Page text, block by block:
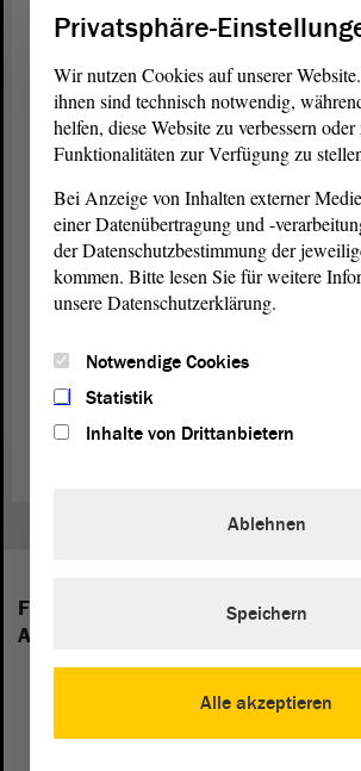
Landtagspräsident Dr. Gunnar
Volkstrauertag das traditionelle
Stephan Hoenen, Superintendent des
stellen. „Trauer braucht Trost“, so der
mahnenden Worten sprach Landtagspräsident
Schellenberger das Totengedenken. Der sich
Trauerzug steuerte auf die gemeinsame
Folgende Fraktionen sind im
Anhalt vertreten:
Privatsphäre-
Wir nutzen Cookies auf unserer
ihnen sind technisch notwendig,
helfen, diese Website zu verbessern
Funktionalitäten zur Verfügung zu
Bei Anzeige von Inhalten externer
einer Datenübertragung und -
der Datenschutzbestimmung der
kommen. Bitte lesen Sie für weitere
unsere Datenschutzerklärung.
Notwendige Cookies
Statistik
Inhalte von Drittanbietern
Alle akzeptieren
Ablehnen
Speichern